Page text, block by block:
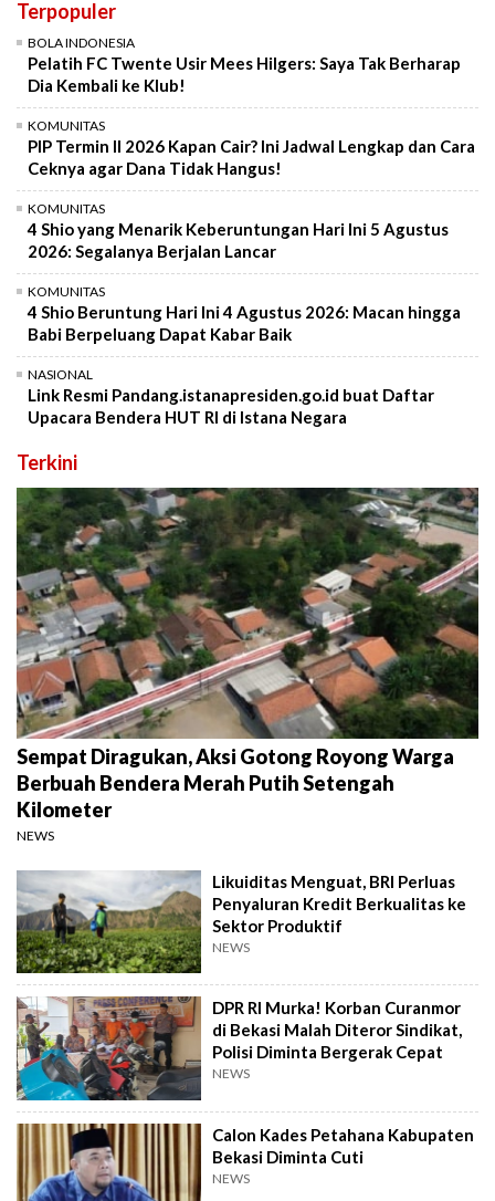
Terpopuler
BOLA INDONESIA
Pelatih FC Twente Usir Mees Hilgers: Saya Tak Berharap
Dia Kembali ke Klub!
KOMUNITAS
PIP Termin II 2026 Kapan Cair? Ini Jadwal Lengkap dan Cara
Ceknya agar Dana Tidak Hangus!
KOMUNITAS
4 Shio yang Menarik Keberuntungan Hari Ini 5 Agustus
2026: Segalanya Berjalan Lancar
KOMUNITAS
4 Shio Beruntung Hari Ini 4 Agustus 2026: Macan hingga
Babi Berpeluang Dapat Kabar Baik
NASIONAL
Link Resmi Pandang.istanapresiden.go.id buat Daftar
Upacara Bendera HUT RI di Istana Negara
Terkini
Sempat Diragukan, Aksi Gotong Royong Warga
Berbuah Bendera Merah Putih Setengah
Kilometer
NEWS
Likuiditas Menguat, BRI Perluas
Penyaluran Kredit Berkualitas ke
Sektor Produktif
NEWS
DPR RI Murka! Korban Curanmor
di Bekasi Malah Diteror Sindikat,
Polisi Diminta Bergerak Cepat
NEWS
Calon Kades Petahana Kabupaten
Bekasi Diminta Cuti
NEWS